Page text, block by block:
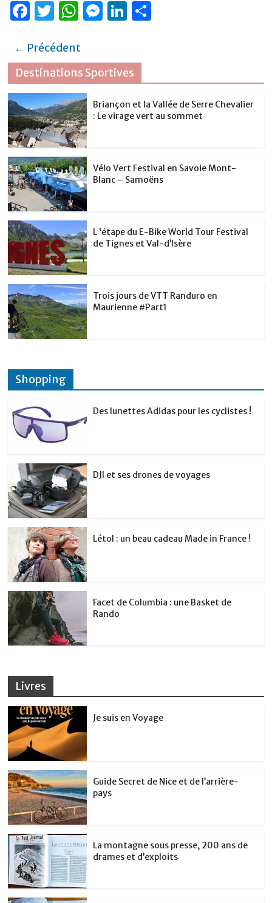
F
c
e
b
o
o
k
T
it
te
r
W
at
s
A
p
p
M
e
n
g
Li
e
dI
n
er
← Précédent
Destinations Sportives
Briançon et la Vallée de Serre Chevalier
: Le virage vert au sommet
Vélo Vert Festival en Savoie Mont-
Blanc – Samoëns
L ‘étape du E-Bike World Tour Festival
de Tignes et Val-d’Isère
Trois jours de VTT Randuro en
Maurienne #Part1
Shopping
Des lunettes Adidas pour les cyclistes !
DJI et ses drones de voyages
Létol : un beau cadeau Made in France !
Facet de Columbia : une Basket de
Rando
Livres
Je suis en Voyage
Guide Secret de Nice et de l’arrière-
pays
La montagne sous presse, 200 ans de
drames et d’exploits